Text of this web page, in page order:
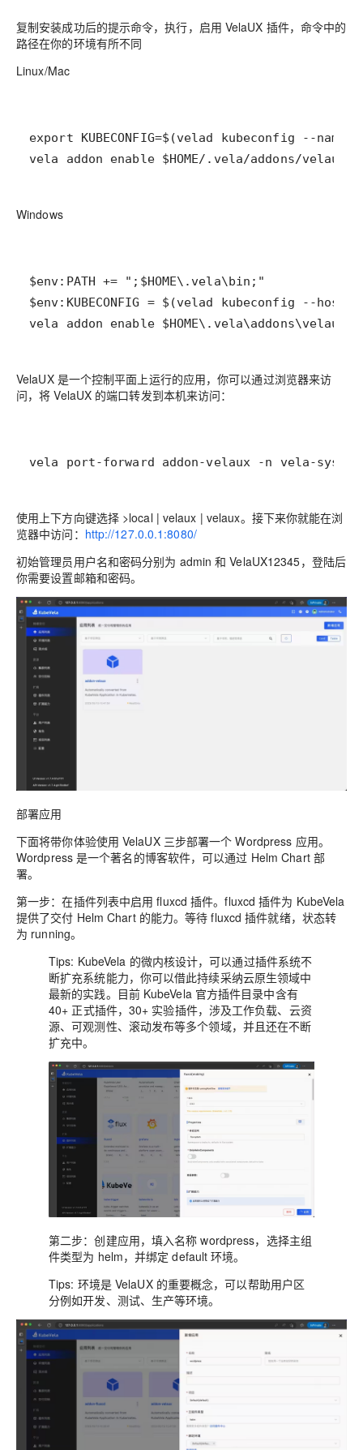
复制安装成功后的提示命令，执行，启用 VelaUX 插件，命令中的
路径在你的环境有所不同
Linux/Mac
vela addon enable $HOME/.vela/addons/velaux
Windows
vela addon enable $HOME\.vela\addons\velaux
VelaUX 是一个控制平面上运行的应用，你可以通过浏览器来访
问，将 VelaUX 的端口转发到本机来访问：
vela port-forward addon-velaux -n vela-system
使用上下方向键选择 >local | velaux | velaux。接下来你就能在浏
览器中访问： http://127.0.0.1:8080/
初始管理员用户名和密码分别为 admin 和 VelaUX12345，登陆后
你需要设置邮箱和密码。
部署应用
下面将带你体验使用 VelaUX 三步部署一个 Wordpress 应用。
Wordpress 是一个著名的博客软件，可以通过 Helm Chart 部
署。
第一步：在插件列表中启用 fluxcd 插件。fluxcd 插件为 KubeVela
提供了交付 Helm Chart 的能力。等待 fluxcd 插件就绪，状态转
为 running。
Tips: KubeVela 的微内核设计，可以通过插件系统不
断扩充系统能力，你可以借此持续采纳云原生领域中
最新的实践。目前 KubeVela 官方插件目录中含有
40+ 正式插件，30+ 实验插件，涉及工作负载、云资
源、可观测性、滚动发布等多个领域，并且还在不断
扩充中。
第二步：创建应用，填入名称 wordpress，选择主组
件类型为 helm，并绑定 default 环境。
Tips: 环境是 VelaUX 的重要概念，可以帮助用户区
分例如开发、测试、生产等环境。